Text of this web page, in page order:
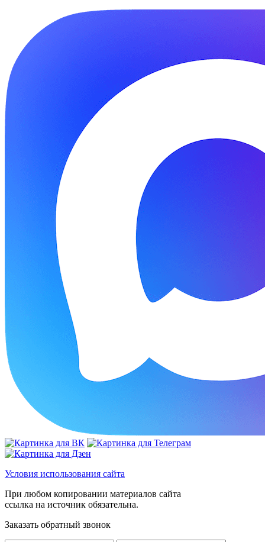
Условия использования сайта
При любом копировании материалов сайта
ссылка на источник обязательна.
Заказать обратный звонок